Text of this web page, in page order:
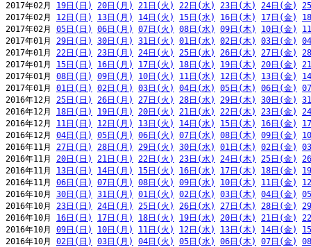
2017年02月 19日(日) 20日(月) 21日(火) 22日(水) 23日(木) 24日(金)
2017年02月 12日(日) 13日(月) 14日(火) 15日(水) 16日(木) 17日(金)
2017年02月 05日(日) 06日(月) 07日(火) 08日(水) 09日(木) 10日(金)
2017年01月 29日(日) 30日(月) 31日(火) 01日(水) 02日(木) 03日(金)
2017年01月 22日(日) 23日(月) 24日(火) 25日(水) 26日(木) 27日(金)
2017年01月 15日(日) 16日(月) 17日(火) 18日(水) 19日(木) 20日(金)
2017年01月 08日(日) 09日(月) 10日(火) 11日(水) 12日(木) 13日(金)
2017年01月 01日(日) 02日(月) 03日(火) 04日(水) 05日(木) 06日(金)
2016年12月 25日(日) 26日(月) 27日(火) 28日(水) 29日(木) 30日(金)
2016年12月 18日(日) 19日(月) 20日(火) 21日(水) 22日(木) 23日(金)
2016年12月 11日(日) 12日(月) 13日(火) 14日(水) 15日(木) 16日(金)
2016年12月 04日(日) 05日(月) 06日(火) 07日(水) 08日(木) 09日(金)
2016年11月 27日(日) 28日(月) 29日(火) 30日(水) 01日(木) 02日(金)
2016年11月 20日(日) 21日(月) 22日(火) 23日(水) 24日(木) 25日(金)
2016年11月 13日(日) 14日(月) 15日(火) 16日(水) 17日(木) 18日(金)
2016年11月 06日(日) 07日(月) 08日(火) 09日(水) 10日(木) 11日(金)
2016年10月 30日(日) 31日(月) 01日(火) 02日(水) 03日(木) 04日(金)
2016年10月 23日(日) 24日(月) 25日(火) 26日(水) 27日(木) 28日(金)
2016年10月 16日(日) 17日(月) 18日(火) 19日(水) 20日(木) 21日(金)
2016年10月 09日(日) 10日(月) 11日(火) 12日(水) 13日(木) 14日(金)
2016年10月 02日(日) 03日(月) 04日(火) 05日(水) 06日(木) 07日(金)